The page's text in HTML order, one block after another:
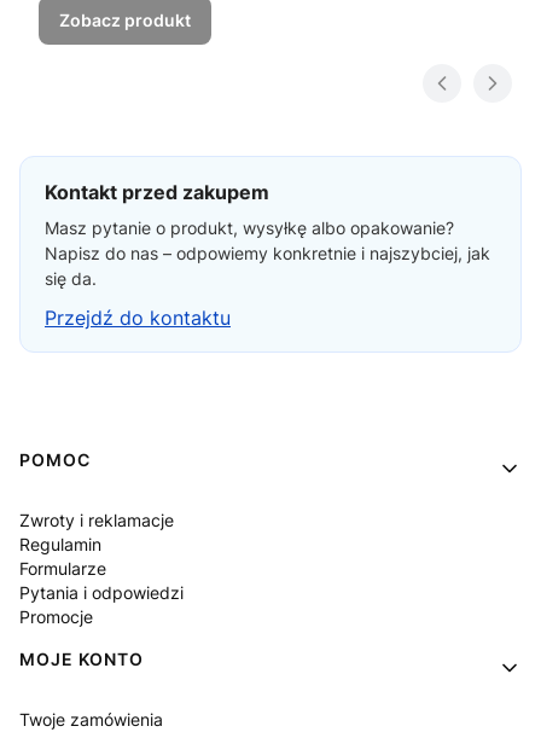
Zobacz produkt
Kontakt przed zakupem
Masz pytanie o produkt, wysyłkę albo opakowanie?
Napisz do nas – odpowiemy konkretnie i najszybciej, jak
się da.
Przejdź do kontaktu
Linki w stopce
POMOC
Zwroty i reklamacje
Regulamin
Formularze
Pytania i odpowiedzi
Promocje
MOJE KONTO
Twoje zamówienia